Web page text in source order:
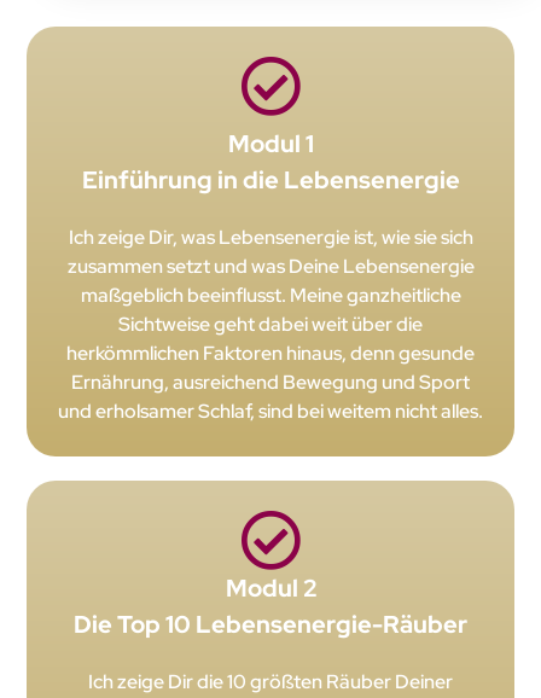
Modul 1
Einführung in die Lebensenergie
Ich zeige Dir, was Lebensenergie ist, wie sie sich
zusammen setzt und was Deine Lebensenergie
maßgeblich beeinflusst. Meine ganzheitliche
Sichtweise geht dabei weit über die
herkömmlichen Faktoren hinaus, denn gesunde
Ernährung, ausreichend Bewegung und Sport
und erholsamer Schlaf, sind bei weitem nicht alles.
Modul 2
Die Top 10 Lebensenergie-Räuber
Ich zeige Dir die 10 größten Räuber Deiner